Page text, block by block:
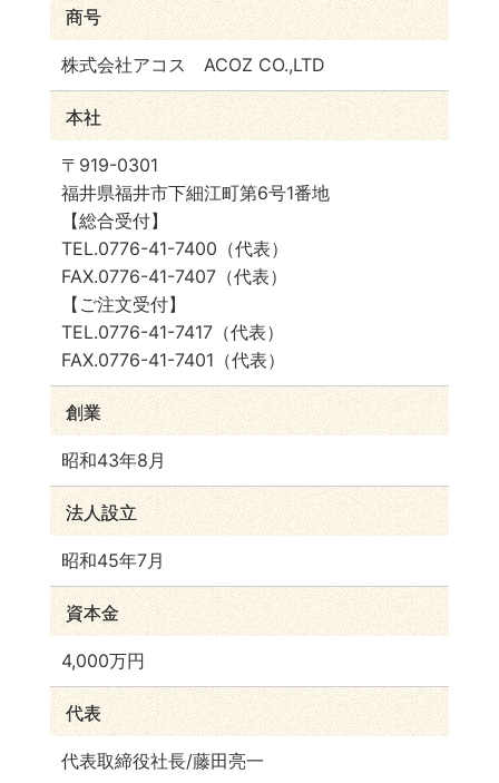
商号
株式会社アコス ACOZ CO.,LTD
本社
〒919-0301
福井県福井市下細江町第6号1番地
【総合受付】
TEL.0776-41-7400（代表）
FAX.0776-41-7407（代表）
【ご注文受付】
TEL.0776-41-7417（代表）
FAX.0776-41-7401（代表）
創業
昭和43年8月
法人設立
昭和45年7月
資本金
4,000万円
代表
代表取締役社長/藤田亮一